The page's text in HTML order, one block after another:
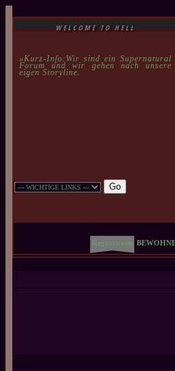
WELCOME TO HELL
»Kurz-Info:Wir sind ein Supernatural
Forum und wir gehen nach unsere
eigen Storyline.
Registrieren